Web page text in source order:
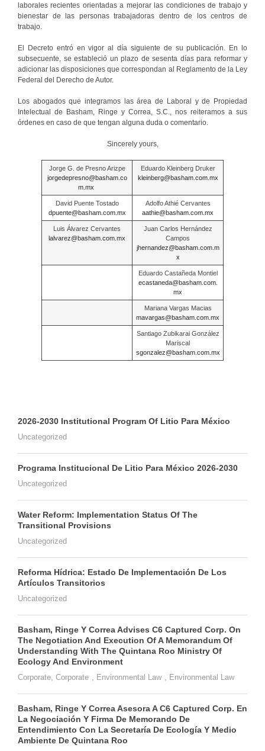
laborales recientes orientadas a mejorar las condiciones de trabajo y
bienestar de las personas trabajadoras dentro de los centros de
trabajo.
El Decreto entró en vigor al día siguiente de su publicación. En lo
subsecuente, se estableció un plazo de sesenta días para reformar y
adicionar las disposiciones que correspondan al Reglamento de la Ley
Federal del Derecho de Autor.
Los abogados que integramos las área de Laboral y de Propiedad
Intelectual de Basham, Ringe y Correa, S.C., nos reiteramos a sus
órdenes en caso de que tengan alguna duda o comentario.
Sincerely yours,
Jorge G. de Presno Arizpe
jorgedepresno@basham.co
m.mx
Eduardo Kleinberg Druker
kleinberg@basham.com.mx
David Puente Tostado
dpuente@basham.com.mx
Adolfo Athié Cervantes
aathie@basham.com.mx
Luis Álvarez Cervantes
lalvarez@basham.com.mx
Juan Carlos Hernández
Campos
jhernandez@basham.com.m
x
Eduardo Castañeda Montiel
ecastaneda@basham.com.
mx
Mariana Vargas Macias
mavargas@basham.com.mx
Santiago Zubikarai González
Mariscal
sgonzalez@basham.com.mx
2026-2030 Institutional Program Of Litio Para México
Uncategorized
Programa Institucional De Litio Para México 2026-2030
Uncategorized
Water Reform: Implementation Status Of The
Transitional Provisions
Uncategorized
Reforma Hídrica: Estado De Implementación De Los
Artículos Transitorios
Uncategorized
Basham, Ringe Y Correa Advises C6 Captured Corp. On
The Negotiation And Execution Of A Memorandum Of
Understanding With The Quintana Roo Ministry Of
Ecology And Environment
Corporate Corporate Environmental Law Environmental Law
Basham, Ringe Y Correa Asesora A C6 Captured Corp. En
La Negociación Y Firma De Memorando De
Entendimiento Con La Secretaría De Ecología Y Medio
Ambiente De Quintana Roo